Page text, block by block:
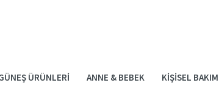
ÜRÜNLERI ANNE & BEBEK KIŞISEL BAKIM